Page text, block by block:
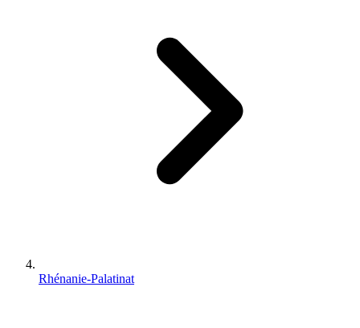
Rhénanie-Palatinat